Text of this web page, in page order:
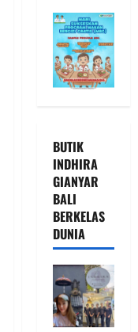
BUTIK
INDHIRA
GIANYAR
BALI
BERKELAS
DUNIA